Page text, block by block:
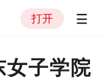
打开
子学院